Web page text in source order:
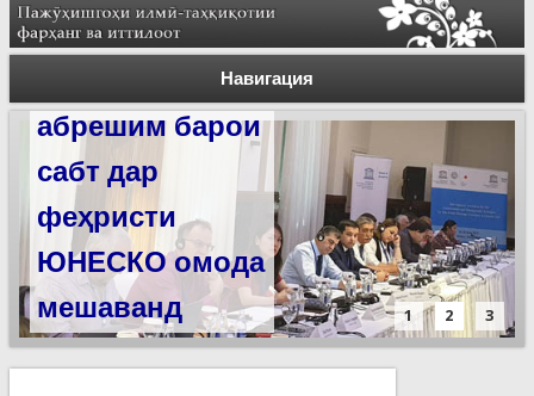
Навигация
Силсилаи
ёдгориҳои роҳи
абрешим барои
сабт дар
феҳристи
ЮНЕСКО омода
мешаванд
1 2 3